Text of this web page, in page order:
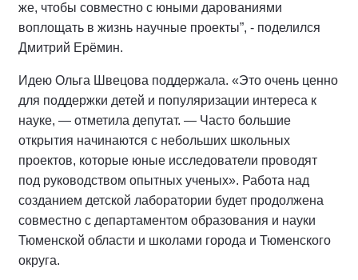
же, чтобы совместно с юными дарованиями
воплощать в жизнь научные проекты”, - поделился
Дмитрий Ерёмин.
Идею Ольга Швецова поддержала. «Это очень ценно
для поддержки детей и популяризации интереса к
науке, — отметила депутат. — Часто большие
открытия начинаются с небольших школьных
проектов, которые юные исследователи проводят
под руководством опытных ученых». Работа над
созданием детской лаборатории будет продолжена
совместно с департаментом образования и науки
Тюменской области и школами города и Тюменского
округа.